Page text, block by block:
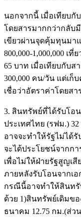
นอกจากนี้ เมื่อเทียบกั
โดยสารมากกว่ากลับ
เขียวผ่านจุดคุ้มทุนมา
800,000-1,000,000 เ
65 บาท เมื่อเทียบกับ
300,000 คน/วัน แต่เก็
เชื่อว่าอัตราค่าโดยส
3. สินทรัพย์ที่ได้รับโอ
ประเทศไทย (รฟม.)
อาจจะทำให้รัฐไม่ได้
จะได้ประโยชน์จากก
เพื่อไม่ให้ฝ่ายรัฐสูญเ
ภายหลังรับโอนจากเ
กรณีนี้อาจทำให้สินทรั
ด้วย 1)สินทรัพย์เดิมข
ธนาคม 12.75 กม.(ส่ว